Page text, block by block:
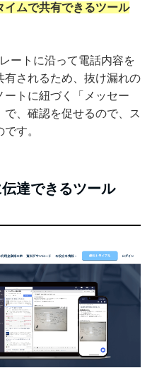
イムで共有できるツール
ートに沿って電話内容を
されるため、抜け漏れの
ートに紐づく「メッセー
、確認を促せるので、ス
す。
達できるツール